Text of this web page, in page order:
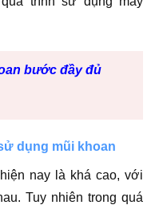
bước đầy đủ
dụng mũi khoan
nay là khá cao, với
Tuy nhiên trong quá